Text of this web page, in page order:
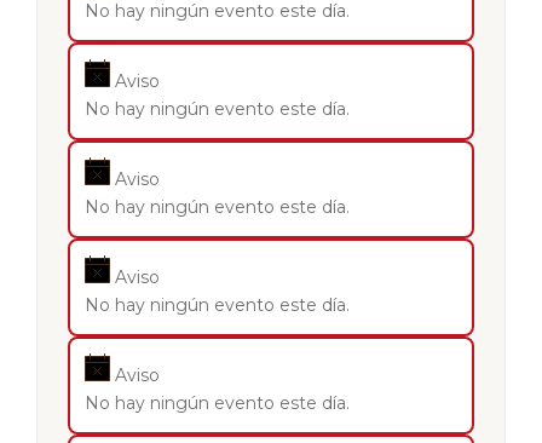
No hay ningún evento este día.
Aviso
No hay ningún evento este día.
Aviso
No hay ningún evento este día.
Aviso
No hay ningún evento este día.
Aviso
No hay ningún evento este día.